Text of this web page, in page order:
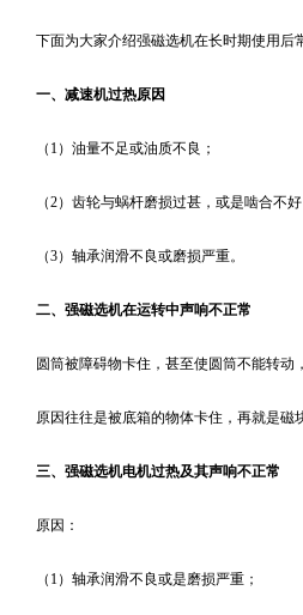
下面为大家介绍强磁选机在长时期使用后
一、减速机过热原因
（1）油量不足或油质不良；
（2）齿轮与蜗杆磨损过甚，或是啮合不
（3）轴承润滑不良或磨损严重。
二、强磁选机在运转中声响不正常
圆筒被障碍物卡住，甚至使圆筒不能转动
原因往往是被底箱的物体卡住，再就是
三、强磁选机电机过热及其声响不正常
原因：
（1）轴承润滑不良或是磨损严重；